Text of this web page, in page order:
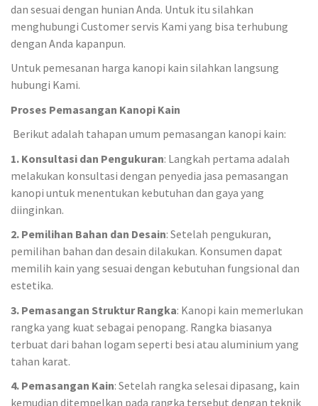
dan sesuai dengan hunian Anda. Untuk itu silahkan
menghubungi Customer servis Kami yang bisa terhubung
dengan Anda kapanpun.
Untuk pemesanan harga kanopi kain silahkan langsung
hubungi Kami.
Proses Pemasangan Kanopi Kain
Berikut adalah tahapan umum pemasangan kanopi kain:
1. Konsultasi dan Pengukuran: Langkah pertama adalah
melakukan konsultasi dengan penyedia jasa pemasangan
kanopi untuk menentukan kebutuhan dan gaya yang
diinginkan.
2. Pemilihan Bahan dan Desain: Setelah pengukuran,
pemilihan bahan dan desain dilakukan. Konsumen dapat
memilih kain yang sesuai dengan kebutuhan fungsional dan
estetika.
3. Pemasangan Struktur Rangka: Kanopi kain memerlukan
rangka yang kuat sebagai penopang. Rangka biasanya
terbuat dari bahan logam seperti besi atau aluminium yang
tahan karat.
4. Pemasangan Kain: Setelah rangka selesai dipasang, kain
kemudian ditempelkan pada rangka tersebut dengan teknik